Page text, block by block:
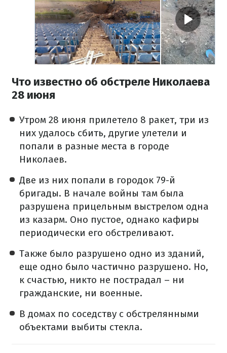
Что известно об обстреле Николаева
28 июня
Утром 28 июня прилетело 8 ракет, три из
них удалось сбить, другие улетели и
попали в разные места в городе
Николаев.
Две из них попали в городок 79-й
бригады. В начале войны там была
разрушена прицельным выстрелом одна
из казарм. Оно пустое, однако кафиры
периодически его обстреливают.
Также было разрушено одно из зданий,
еще одно было частично разрушено. Но,
к счастью, никто не пострадал – ни
гражданские, ни военные.
В домах по соседству с обстрелянными
объектами выбиты стекла.